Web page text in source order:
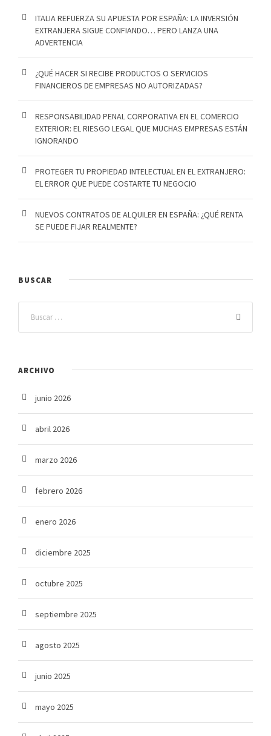
ITALIA REFUERZA SU APUESTA POR ESPAÑA: LA INVERSIÓN
EXTRANJERA SIGUE CONFIANDO… PERO LANZA UNA
ADVERTENCIA
¿QUÉ HACER SI RECIBE PRODUCTOS O SERVICIOS
FINANCIEROS DE EMPRESAS NO AUTORIZADAS?
RESPONSABILIDAD PENAL CORPORATIVA EN EL COMERCIO
EXTERIOR: EL RIESGO LEGAL QUE MUCHAS EMPRESAS ESTÁN
IGNORANDO
PROTEGER TU PROPIEDAD INTELECTUAL EN EL EXTRANJERO:
EL ERROR QUE PUEDE COSTARTE TU NEGOCIO
NUEVOS CONTRATOS DE ALQUILER EN ESPAÑA: ¿QUÉ RENTA
SE PUEDE FIJAR REALMENTE?
BUSCAR
ARCHIVO
junio 2026
abril 2026
marzo 2026
febrero 2026
enero 2026
diciembre 2025
octubre 2025
septiembre 2025
agosto 2025
junio 2025
mayo 2025